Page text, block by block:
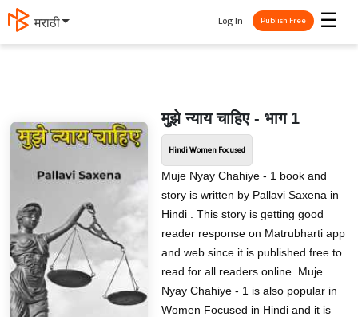
मराठी ☰
Log In Publish Free
मुझे न्याय चाहिए - भाग 1
Hindi Women Focused
Muje Nyay Chahiye - 1 book and
story is written by Pallavi Saxena in
Hindi . This story is getting good
reader response on Matrubharti app
and web since it is published free to
read for all readers online. Muje
Nyay Chahiye - 1 is also popular in
Women Focused in Hindi and it is